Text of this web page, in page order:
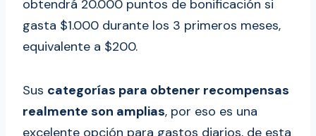
obtendrá 20.000 puntos de bonificación si
gasta $1.000 durante los 3 primeros meses,
equivalente a $200.
Sus categorías para obtener recompensas
realmente son amplias, por eso es una
excelente opción para gastos diarios, de esta